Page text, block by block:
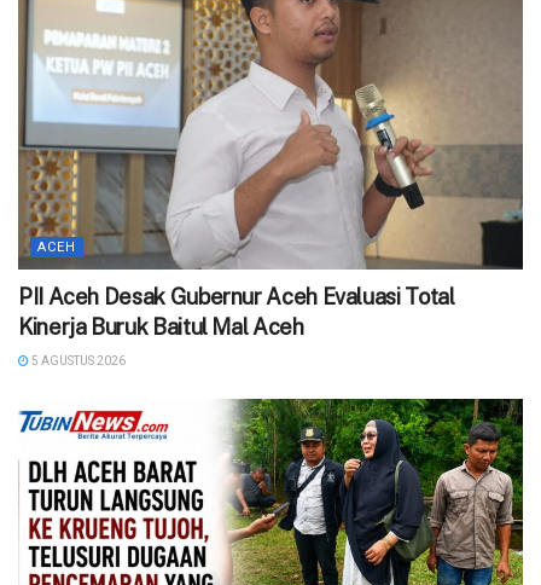
ACEH
‎PII Aceh Desak Gubernur Aceh Evaluasi Total
Kinerja Buruk Baitul Mal Aceh
5 AGUSTUS 2026